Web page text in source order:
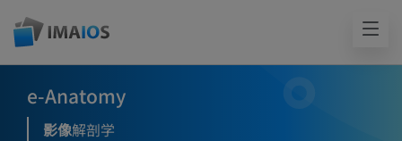
e-Anatomy
影像解剖学